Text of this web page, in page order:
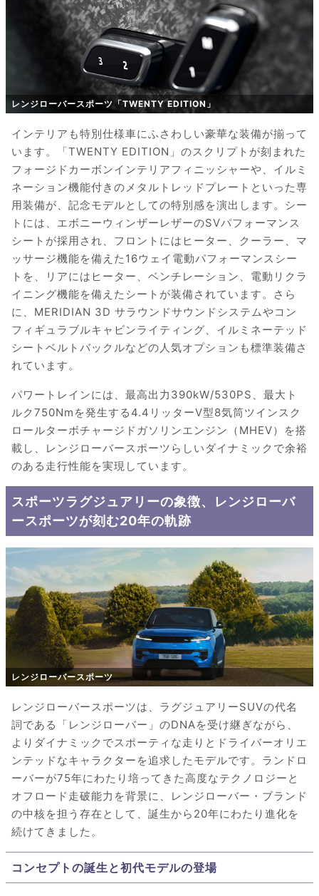
レンジローバースポーツ「TWENTY EDITION」
インテリアも特別仕様車にふさわしい豪華な装備が揃って
います。「TWENTY EDITION」のスクリプトが刻まれた
フォージドカーボンインテリアフィニッシャーや、イルミ
ネーション機能付きのメタルトレッドプレートといった専
用装備が、記念モデルとしての特別感を演出します。シー
トには、エボニーウィンザーレザーのSVパフォーマンス
シートが採用され、フロントにはヒーター、クーラー、マ
ッサージ機能を備えた16ウェイ電動パフォーマンスシー
トを、リアにはヒーター、ベンチレーション、電動リクラ
イニング機能を備えたシートが装備されています。さら
に、MERIDIAN 3D サラウンドサウンドシステムやコン
フィギュラブルキャビンライティング、イルミネーテッド
シートベルトバックルなどの人気オプションも標準装備さ
れています。
パワートレインには、最高出力390kW/530PS、最大ト
ルク750Nmを発生する4.4リッターV型8気筒ツインスク
ロールターボチャージドガソリンエンジン（MHEV）を搭
載し、レンジローバースポーツらしいダイナミックで余裕
のある走行性能を実現しています。
スポーツラグジュアリーの象徴、レンジローバ
ースポーツが刻む20年の軌跡
レンジローバースポーツ
レンジローバースポーツは、ラグジュアリーSUVの代名
詞である「レンジローバー」のDNAを受け継ぎながら、
よりダイナミックでスポーティな走りとドライバーオリエ
ンテッドなキャラクターを追求したモデルです。ランドロ
ーバーが75年にわたり培ってきた高度なテクノロジーと
オフロード走破能力を背景に、レンジローバー・ブランド
の中核を担う存在として、誕生から20年にわたり進化を
続けてきました。
コンセプトの誕生と初代モデルの登場